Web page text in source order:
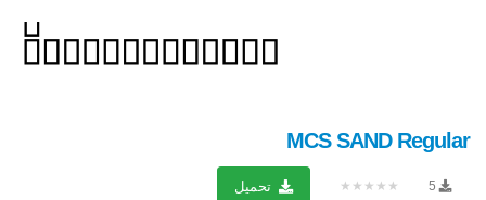
MCS SAND Regular
5
★★★★★ تحميل